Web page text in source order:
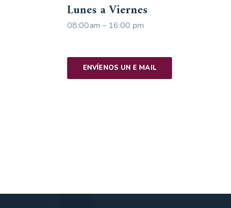
Lunes a Viernes
08:00am – 16:00 pm
ENVÍENOS UN E MAIL